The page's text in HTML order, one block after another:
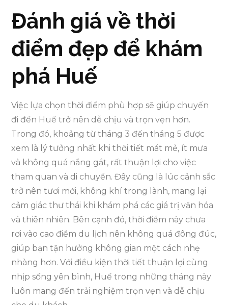
Đánh giá về thời
điểm đẹp để khám
phá Huế
Việc lựa chọn thời điểm phù hợp sẽ giúp chuyến
đi đến Huế trở nên dễ chịu và trọn vẹn hơn.
Trong đó, khoảng từ tháng 3 đến tháng 5 được
xem là lý tưởng nhất khi thời tiết mát mẻ, ít mưa
và không quá nắng gắt, rất thuận lợi cho việc
tham quan và di chuyển. Đây cũng là lúc cảnh sắc
trở nên tươi mới, không khí trong lành, mang lại
cảm giác thư thái khi khám phá các giá trị văn hóa
và thiên nhiên. Bên cạnh đó, thời điểm này chưa
rơi vào cao điểm du lịch nên không quá đông đúc,
giúp bạn tận hưởng không gian một cách nhẹ
nhàng hơn. Với điều kiện thời tiết thuận lợi cùng
nhịp sống yên bình, Huế trong những tháng này
luôn mang đến trải nghiệm trọn vẹn và dễ chịu